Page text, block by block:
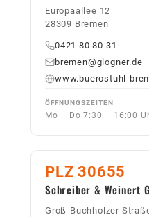
Europaallee 12
28309 Bremen
0421 80 80 31
bremen@glogner.de
www.buerostuhl-
ÖFFNUNGSZEITEN
Mo – Do 7:30 – 16:00
PLZ 30655
Schreiber & Weinert
Groß-Buchholzer